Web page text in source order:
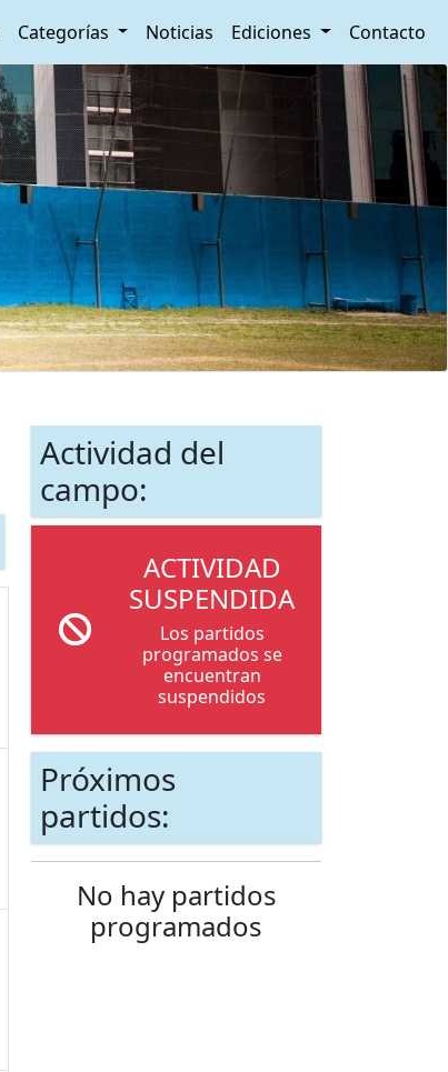
Categorías Noticias Ediciones Contacto
Actividad del
campo:
ACTIVIDAD
SUSPENDIDA
Los partidos
programados se
encuentran
suspendidos
Próximos
partidos:
No hay partidos
programados